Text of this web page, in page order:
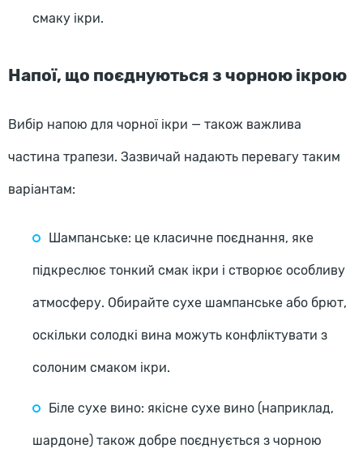
смаку ікри.
Напої, що поєднуються з чорною ікрою
Вибір напою для чорної ікри — також важлива
частина трапези. Зазвичай надають перевагу таким
варіантам:
Шампанське: це класичне поєднання, яке
підкреслює тонкий смак ікри і створює особливу
атмосферу. Обирайте сухе шампанське або брют,
оскільки солодкі вина можуть конфліктувати з
солоним смаком ікри.
Біле сухе вино: якісне сухе вино (наприклад,
шардоне) також добре поєднується з чорною